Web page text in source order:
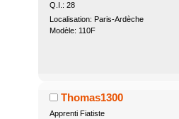
Q.I.: 28
Localisation: Paris-Ardèche
Modèle: 110F
Thomas1300
Apprenti Fiatiste